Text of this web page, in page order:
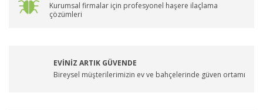
Kurumsal firmalar için profesyonel haşere ilaçlama
çözümleri
EVİNİZ ARTIK GÜVENDE
Bireysel müşterilerimizin ev ve bahçelerinde güven ortamı